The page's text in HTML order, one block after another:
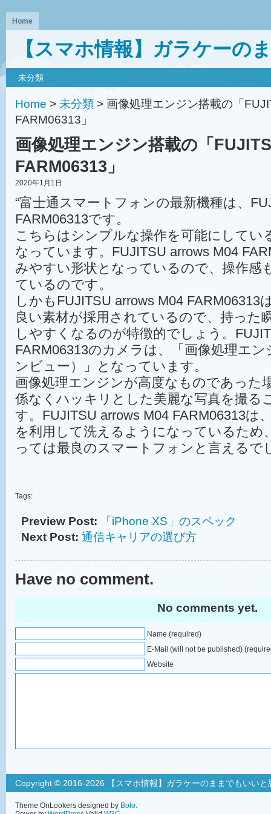
Home
【スマホ情報】ガラケーの
未分類
Home > 未分類 > 画像処理エンジン搭載の「
FARM06313」
画像処理エンジン搭載の「
FARM06313」
2020年1月1日
“富士通スマートフォンの最新機種は、
FARM06313です。
こちらはシンプルな操作を可能にしてい
なっています。FUJITSU arrows M04
みやすい形状となっているので、操作感
ているのです。
しかもFUJITSU arrows M04 FARM06313
良い素材が採用されているので、持った
しやすくなるのが特徴的でしょう。
FARM06313のカメラは、「画像処理エ
ンビュー）」となっています。
画像処理エンジンが高度なものであった
係なくハッキリとした美麗な写真を撮る
す。FUJITSU arrows M04 FARM06313は
を利用して洗えるようになっているため
っては最良のスマートフォンと言えるで
Tags:
Preview Post:
「iPhone XS」のスペック
Next Post: 通信キャリアの選び方
Have no comment.
No comments yet.
Name (required)
E-Mail (will not be published)
Website
Copyright © 2016-2026 【スマホ情報】ガラケーのままでもいいと
Theme OnLookers designed by Bolo.